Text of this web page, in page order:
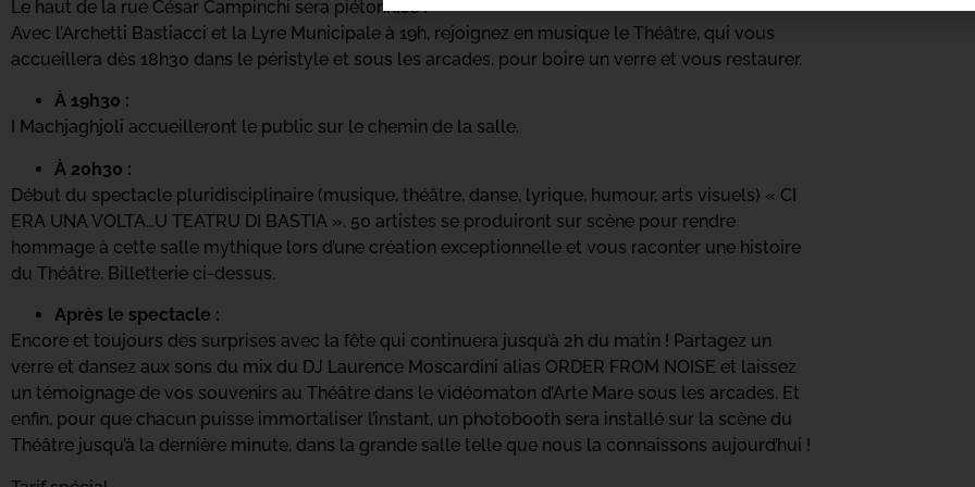
Le haut de la rue César Campinchi sera piétonnisé !
Avec l’Archetti Bastiacci et la Lyre Municipale à 19h, rejoignez en musique le Théâtre, qui vous
accueillera dès 18h30 dans le péristyle et sous les arcades, pour boire un verre et vous restaurer.
À 19h30 :
I Machjaghjoli accueilleront le public sur le chemin de la salle.
À 20h30 :
Début du spectacle pluridisciplinaire (musique, théâtre, danse, lyrique, humour, arts visuels) « CI
ERA UNA VOLTA…U TEATRU DI BASTIA ». 50 artistes se produiront sur scène pour rendre
hommage à cette salle mythique lors d’une création exceptionnelle et vous raconter une histoire
du Théâtre. Billetterie ci-dessus.
Après le spectacle :
Encore et toujours des surprises avec la fête qui continuera jusqu’à 2h du matin ! Partagez un
verre et dansez aux sons du mix du DJ Laurence Moscardini alias ORDER FROM NOISE et laissez
un témoignage de vos souvenirs au Théâtre dans le vidéomaton d’Arte Mare sous les arcades. Et
enfin, pour que chacun puisse immortaliser l’instant, un photobooth sera installé sur la scène du
Théâtre jusqu’à la dernière minute, dans la grande salle telle que nous la connaissons aujourd’hui !